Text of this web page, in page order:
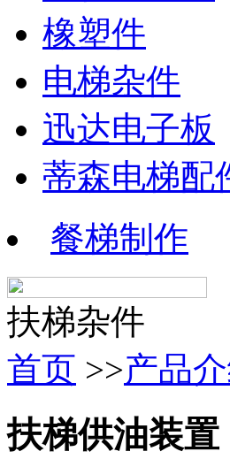
橡塑件
电梯杂件
迅达电子板
蒂森电梯配
餐梯制作
扶梯杂件
首页 >>产品
扶梯供油装置